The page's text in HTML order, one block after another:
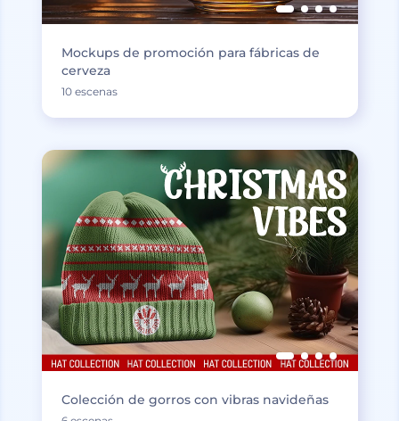
Mockups de promoción para fábricas de
cerveza
10 escenas
Colección de gorros con vibras navideñas